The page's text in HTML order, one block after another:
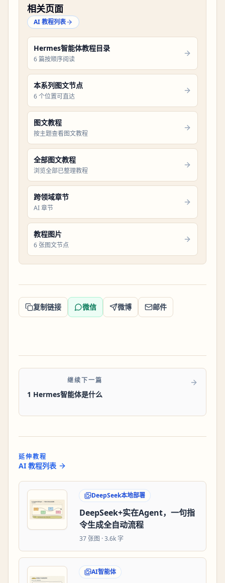
相关页面
AI 教程列表
Hermes智能体教程目录
6 篇按顺序阅读
本系列图文节点
6 个位置可直达
图文教程
按主题查看图文教程
全部图文教程
浏览全部已整理教程
跨领域章节
AI 章节
教程图片
6 张图文节点
复制链接 微信 微博 邮件
继续下一篇
1 Hermes智能体是什么
延伸教程
AI 教程列表
DeepSeek本地部署
DeepSeek+实在Agent，一句指
令生成全自动流程
37 张图 ·3.6k 字
AI智能体